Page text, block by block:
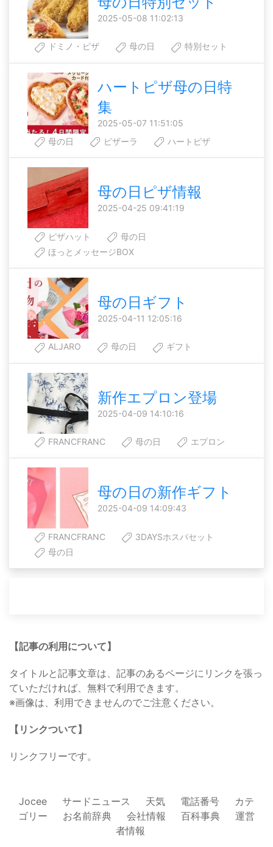
2025-05-08 11:02:13
ドミノ・ピザ 母の日 特別セット
ハートピザ母の日特
集
2025-05-07 11:51:05
母の日
ピザーラ ハートピザ
母の日ピザ情報
2025-04-25 09:41:19
ピザハット
母の日
ほっとメッセージBOX
母の日ギフト
2025-04-11 12:05:16
ALJARO 母の日 ギフト
新作エプロン登場
2025-04-09 14:10:16
FRANCFRANC 母の日 エプロン
母の日の新作ギフト
2025-04-09 14:09:43
FRANCFRANC
3DAYSホスパセット
母の日
【記事の利用について】
タイトルと記事文章は、記事のあるページにリンクを張っ
ていただければ、無料で利用できます。
※画像は、利用できませんのでご注意ください。
【リンクついて】
リンクフリーです。
Jocee サードニュース 天気 電話番号
カテ
ゴリー
お名前辞典 会社情報 百科事典
運営
者情報